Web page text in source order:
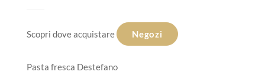
Scopri dove acquistare Negozi
Pasta fresca Destefano